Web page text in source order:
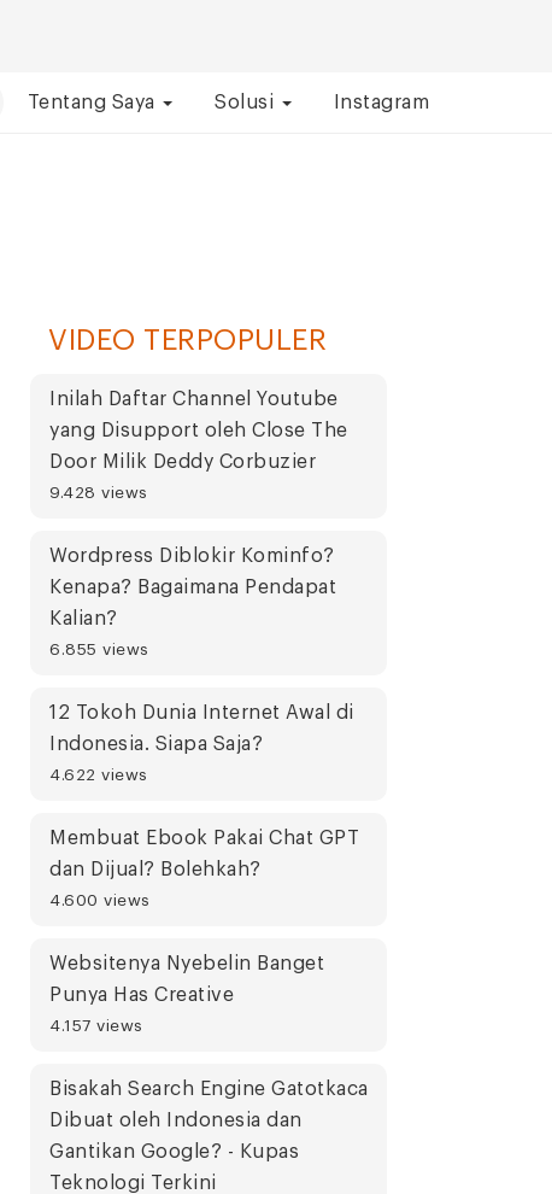
Tentang Saya Solusi Instagram
VIDEO TERPOPULER
Inilah Daftar Channel Youtube
yang Disupport oleh Close The
Door Milik Deddy Corbuzier
9.428 views
Wordpress Diblokir Kominfo?
Kenapa? Bagaimana Pendapat
Kalian?
6.855 views
12 Tokoh Dunia Internet Awal di
Indonesia. Siapa Saja?
4.622 views
Membuat Ebook Pakai Chat GPT
dan Dijual? Bolehkah?
4.600 views
Websitenya Nyebelin Banget
Punya Has Creative
4.157 views
Bisakah Search Engine Gatotkaca
Dibuat oleh Indonesia dan
Gantikan Google? - Kupas
Teknologi Terkini